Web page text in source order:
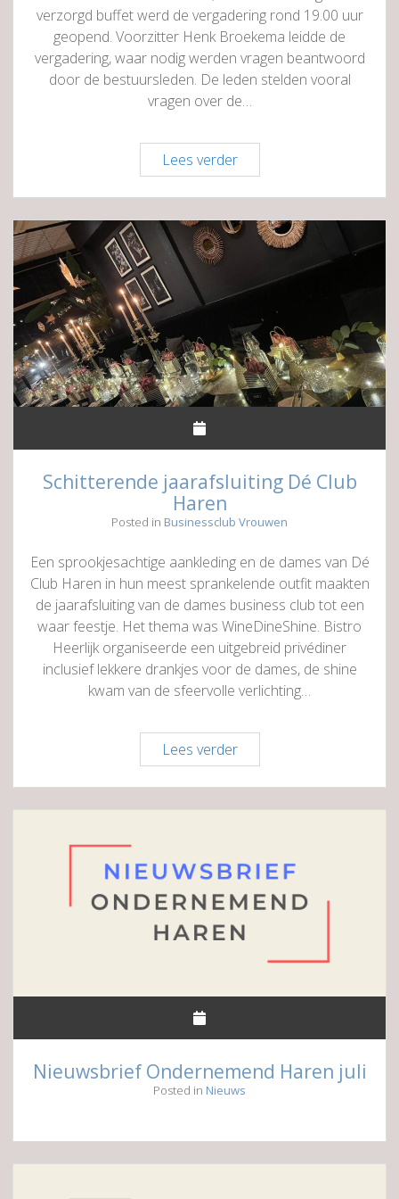
verzorgd buffet werd de vergadering rond 19.00 uur
geopend. Voorzitter Henk Broekema leidde de
vergadering, waar nodig werden vragen beantwoord
door de bestuursleden. De leden stelden vooral
vragen over de…
Lees verderBestuurswisselingen
bij
ALV
Ondernemend
Haren
Schitterende jaarafsluiting Dé Club
Haren
Posted in Businessclub Vrouwen
Een sprookjesachtige aankleding en de dames van Dé
Club Haren in hun meest sprankelende outfit maakten
de jaarafsluiting van de dames business club tot een
waar feestje. Het thema was WineDineShine. Bistro
Heerlijk organiseerde een uitgebreid privédiner
inclusief lekkere drankjes voor de dames, de shine
kwam van de sfeervolle verlichting…
Lees verderSchitterende
jaarafsluiting
Dé
Club
Nieuwsbrief Ondernemend Haren juli
Posted in Nieuws